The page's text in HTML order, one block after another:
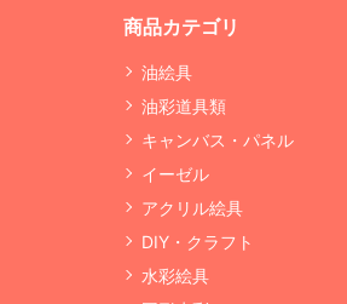
商品カテゴリ
油絵具
油彩道具類
キャンバス・パネル
イーゼル
アクリル絵具
DIY・クラフト
水彩絵具